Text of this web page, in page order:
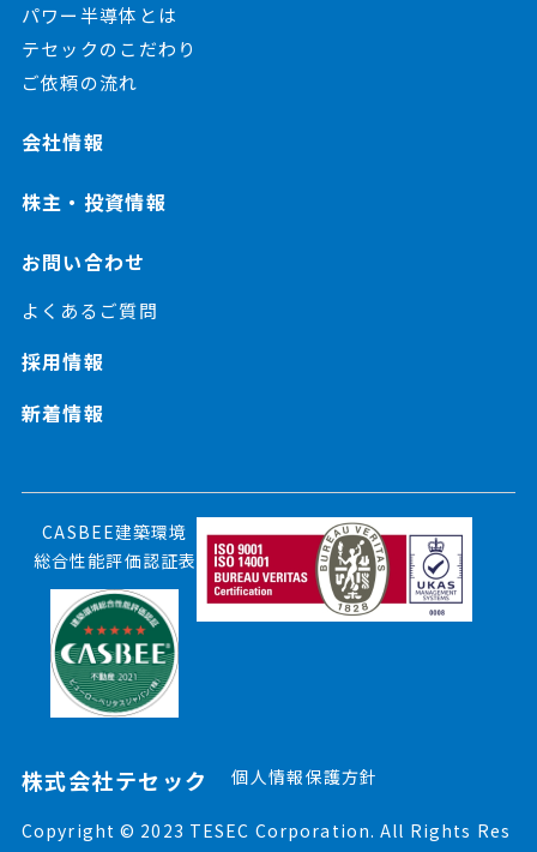
パワー半導体とは
テセックのこだわり
ご依頼の流れ
会社情報
株主・投資情報
お問い合わせ
よくあるご質問
採用情報
新着情報
株式会社テセック 個人情報保護方針
Copyright © 2023 TESEC Corporation. All Rights Res
CASBEE建築環境
総合性能評価認証表